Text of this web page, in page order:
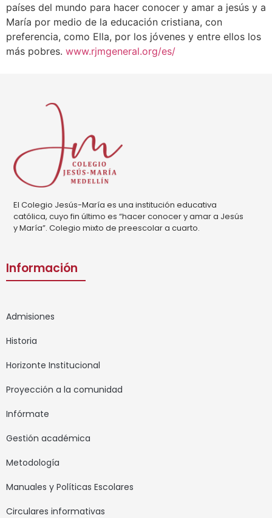
países del mundo para hacer conocer y amar a jesús y a
María por medio de la educación cristiana, con
preferencia, como Ella, por los jóvenes y entre ellos los
más pobres. www.rjmgeneral.org/es/
El Colegio Jesús-María es una institución educativa
católica, cuyo fin último es “hacer conocer y amar a Jesús
y María”. Colegio mixto de preescolar a cuarto.
Información
Admisiones
Historia
Horizonte Institucional
Proyección a la comunidad
Infórmate
Gestión académica
Metodología
Manuales y Políticas Escolares
Circulares informativas